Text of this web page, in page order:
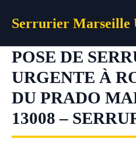
Serrurier Marseille
POSE DE
URGENTE À
DU PRADO
13008 –